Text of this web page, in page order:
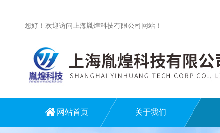
您好！欢迎访问上海胤煌科技有限公司网站！
网站首页 关于我们